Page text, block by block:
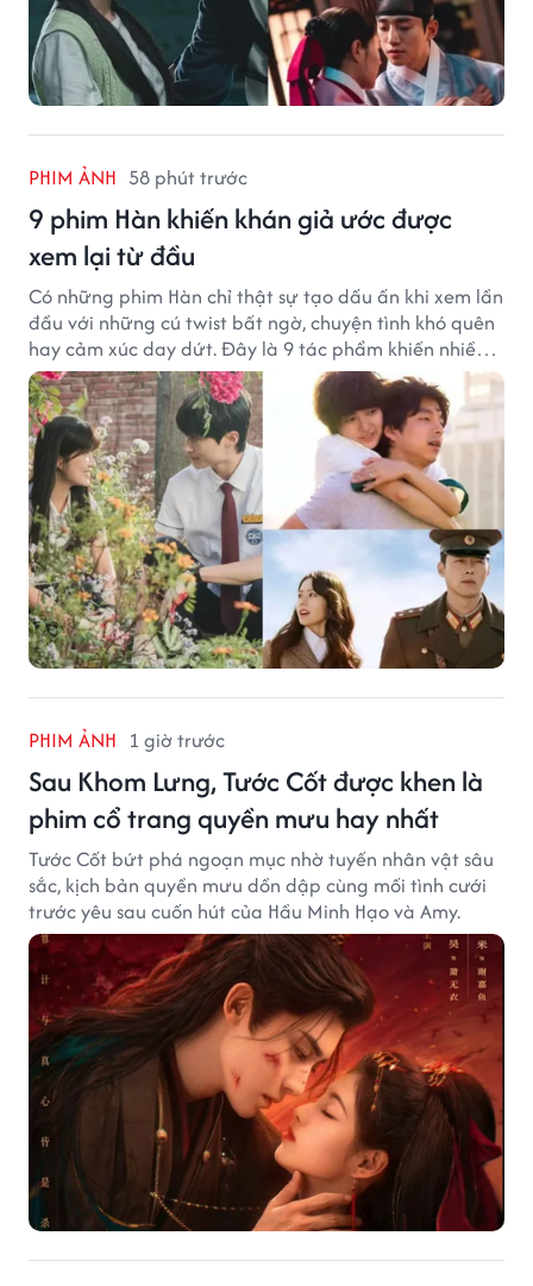
PHIM ẢNH 58 phút trước
9 phim Hàn khiến khán giả ước được
xem lại từ đầu
Có những phim Hàn chỉ thật sự tạo dấu ấn khi xem lần
đầu với những cú twist bất ngờ, chuyện tình khó quên
hay cảm xúc day dứt. Đây là 9 tác phẩm khiến nhiều
khán giả ước có thể trải nghiệm lại từ đầu.
PHIM ẢNH 1 giờ trước
Sau Khom Lưng, Tước Cốt được khen là
phim cổ trang quyền mưu hay nhất
Tước Cốt bứt phá ngoạn mục nhờ tuyến nhân vật sâu
sắc, kịch bản quyền mưu dồn dập cùng mối tình cưới
trước yêu sau cuốn hút của Hầu Minh Hạo và Amy.